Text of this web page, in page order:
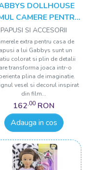
DOLLHOUSE
CAMERE PENTRU
DE PAPUSI A LUI
BUCATARIE CU
SI ACCESORII
PAPUSI SI ACCESORII
extra pentru casa de
a lui Gabbys sunt un
colorat si plin de detalii
transforma joaca intr-o
plina de imaginatie.
vesel si decorul inspirat
din film...
162,00 RON
Adauga in cos